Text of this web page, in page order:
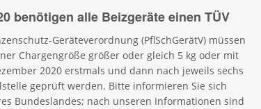
benötigen alle Beizgeräte einen TÜV
Geräteverordnung (PflSchGerätV) müssen
Chargengröße größer oder gleich 5 kg oder mit
2020 erstmals und dann nach jeweils sechs
geprüft werden. Bitte informieren Sie sich
Bundeslandes; nach unseren Informationen sind